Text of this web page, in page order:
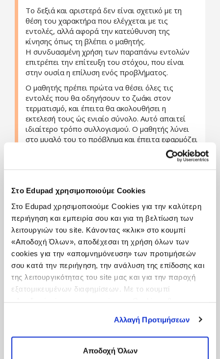
Στο Edupad χρησιμοποιούμε Cookies
Στο Edupad χρησιμοποιούμε Cookies για την καλύτερη
περιήγηση και εμπειρία σου και για τη βελτίωση των
λειτουργιών του site. Κάνοντας «κλικ» στο κουμπί
«Αποδοχή Όλων», αποδέχεσαι τη χρήση όλων των
cookies για την «απομνημόνευση» των προτιμήσεών
σου κατά την περιήγηση, την ανάλυση της επίδοσης και
της λειτουργικότητας του site μας και για την παροχή
εξατομικευμένων διαφημίσεων. Με το κουμπί
site cookies. Ενημερώσου για την Πολιτική
CookiesΕδώκαι τους διαφορετικούς τύπους Cookies
επιλέγοντας «Ρυθμίσεις Cookies», και τροποποίησε ανά
Αλλαγή Προτιμήσεων
Αποδοχή Όλων
Το δεξιά και αριστερά δεν είναι σχετικό με τη
θέση του χαρακτήρα που ελέγχεται με τις
εντολές, αλλά αφορά την κατεύθυνση της
κίνησης όπως τη βλέπει ο μαθητής.
Η συνδυασμένη χρήση των παραπάνω εντολών
επιτρέπει την επίτευξη του στόχου, που είναι
στην ουσία η επίλυση ενός προβλήματος.
Ο μαθητής πρέπει πρώτα να θέσει όλες τις
εντολές που θα οδηγήσουν το ζωάκι στον
τερματισμό, και έπειτα θα ακολουθήσει η
εκτελεσή τους ώς ενιαίο σύνολο. Αυτό απαιτεί
ιδιαίτερο τρόπο συλλογισμού. Ο μαθητής λύνει
στο μυαλό του το πρόβλημα και έπειτα εφαρμόζει
Το επίπεδο δυσκολίας αυξάνεται αργά. Η
κάνει άλματα στον τρόπο σκέψης του.
Υπάρχουν επίσης και κίνητρα διατήρησης της
προσπάθειας, όπως είναι η συλλογή νομισμάτων,
αστεριών και πόντων. Κάθε τόσο ξεκλειδώνεται
και ένα νέο ζωάκι το οποίο μπορεί ο μαθητής να
επιλέξει για την συνέχεια του παιχνιδιού.
Στην επι πληρωμή έκδοση υπάρχουν και πολλές
δραστηριότητες αποσφαλμάτωσης κώδικα
(debugging)
To Kodable ανήκει λοιπόν στην κατηγορία των
αναλυτικής και συνθετικής σκέψης.
Σε αυτή την κατάσταση η εφαρμογή μετατρέπεται
σε περιβάλλον διαχείρισης τάξης. Ο δάσκαλος/